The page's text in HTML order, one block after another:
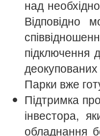
над
Відповідно
Парки вже
Підтримка
інвестора,
обладнання